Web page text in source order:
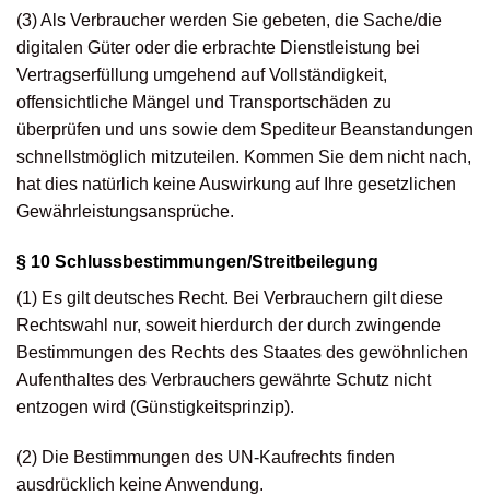
(3) Als Verbraucher werden Sie gebeten, die Sache/die
digitalen Güter oder die erbrachte Dienstleistung bei
Vertragserfüllung umgehend auf Vollständigkeit,
offensichtliche Mängel und Transportschäden zu
überprüfen und uns sowie dem Spediteur Beanstandungen
schnellstmöglich mitzuteilen. Kommen Sie dem nicht nach,
hat dies natürlich keine Auswirkung auf Ihre gesetzlichen
Gewährleistungsansprüche.
§ 10 Schlussbestimmungen/Streitbeilegung
(1) Es gilt deutsches Recht. Bei Verbrauchern gilt diese
Rechtswahl nur, soweit hierdurch der durch zwingende
Bestimmungen des Rechts des Staates des gewöhnlichen
Aufenthaltes des Verbrauchers gewährte Schutz nicht
entzogen wird (Günstigkeitsprinzip).
(2) Die Bestimmungen des UN-Kaufrechts finden
ausdrücklich keine Anwendung.